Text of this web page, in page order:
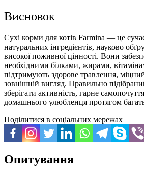
Висновок
Сухі корми для котів Farmina — це
натуральних інгредієнтів, науково
високої поживної цінності. Вони
необхідними білками, жирами,
підтримують здорове травлення,
зовнішній вигляд. Правильно
зберігати активність, гарне
домашнього улюбленця протягом
Поділитися в соціальних мережах
Опитування